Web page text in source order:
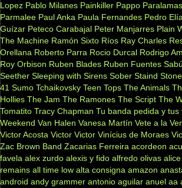
Lopez Pablo Milanes Painkiller Pappo
Parmalee Paul Anka Paula Fernandes Pedro
Guízar Peteco Carabajal Peter Manjarres Plain
The Machine Ramón Sixto Ríos Ray Charles
Orellana Roberto Parra Rocio Durcal Rodrigo
Roy Orbison Ruben Blades Ruben Fuentes Sabú
Seether Sleeping with Sirens Sober Staind
41 Sumo Tchaikovsky Teen Tops The Animals
Hollies The Jam The Ramones The Script The
Tomatito Tracy Chapman Tu banda pedida y tus
Weekend Van Halen Vanesa Martín Vete a la
Victor Acosta Victor Victor Vinícius de Moraes
Zac Brown Band Zacarias Ferreira acordeon
favela alex zurdo alexis y fido alfredo olivas
remains all time low alta consigna amazon
android andy grammer antonio aguilar anuel aa